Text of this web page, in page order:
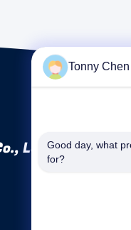
Ltd.
Tonny Chen
Good day, what
for?